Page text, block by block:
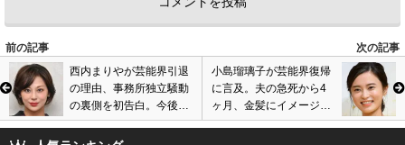
前の記事
次の記事
西内まりやが芸能界引退
の理由、事務所独立騒動
の裏側を初告白。今後の
活動をインタビューで語
る。
小島瑠璃子が芸能界復帰
に言及。夫の急死から4
ヶ月、金髪にイメージチ
ェンジし活動再開へ? 画